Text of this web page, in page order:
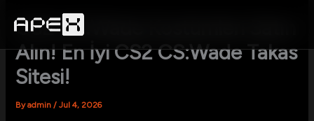
contentCS2 CS:Wade Kostümleri Satın
Alın! En İyi CS2 CS:Wade Takas
Sitesi!
Byadmin/Jul 4, 2026